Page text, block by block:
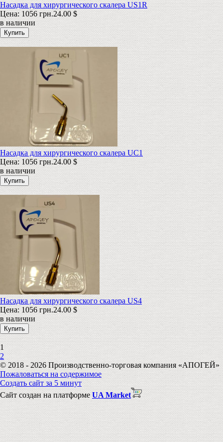
Насадка для хирургического скалера US1R
Цена:1056 грн.24.00 $
в наличии
Насадка для хирургического скалера UC1
Цена:1056 грн.24.00 $
в наличии
Насадка для хирургического скалера US4
Цена:1056 грн.24.00 $
в наличии
1
2
© 2018 - 2026 Производственно-торговая компания «АПОГЕЙ»
Пожаловаться на содержимое
Создать сайт за 5 минут
Сайт создан на платформеUA Market